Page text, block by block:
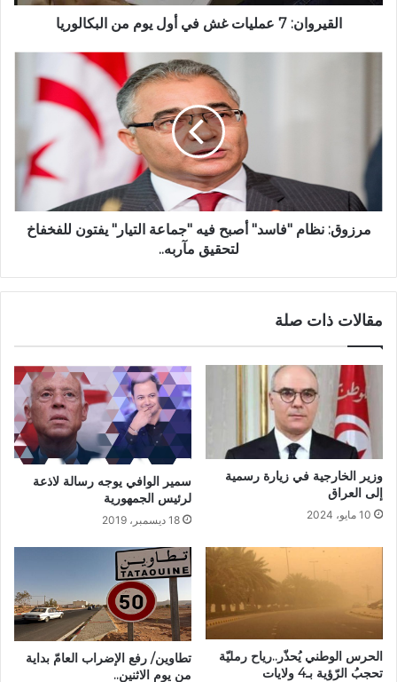
القيروان: 7 عمليات غش في أول يوم من البكالوريا
مرزوق: نظام "فاسد" أصبح فيه "جماعة التيار" يفتون للفخفاخ
لتحقيق مآربه..
مقالات ذات صلة
وزير الخارجية في زيارة رسمية
إلى العراق
10 مايو، 2024
سمير الوافي يوجه رسالة لاذعة
لرئيس الجمهورية
18 ديسمبر، 2019
الحرس الوطني يُحذّر..رياح رمليّة
تحجبُ الرّؤية بـ4 ولايات
تطاوين/ رفع الإضراب العامّ بداية
من يوم الاثنين..